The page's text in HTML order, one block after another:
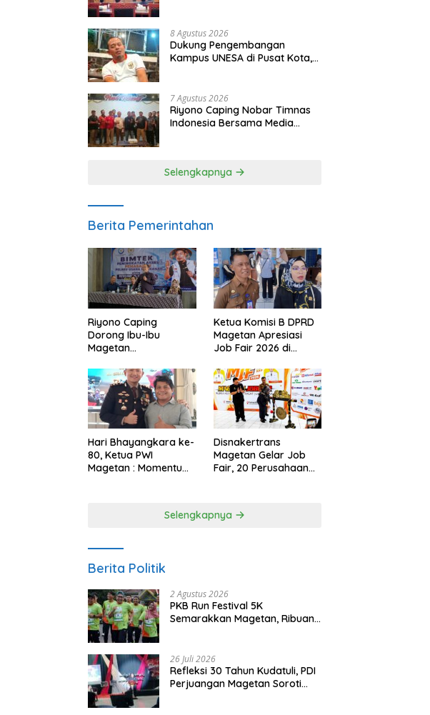
8 Agustus 2026
Dukung Pengembangan
Kampus UNESA di Pusat Kota,
Magetan
7 Agustus 2026
Riyono Caping Nobar Timnas
Indonesia Bersama Media
Selengkapnya
Berita Pemerintahan
Riyono Caping
Dorong Ibu-Ibu
Magetan
Ikan, Perkuat Budaya
Gemar Makan Ikan
Ketua Komisi B DPRD
Magetan Apresiasi
Job Fair 2026 di
Anggaran
Hari Bhayangkara ke-
80, Ketua PWI
Magetan : Momentum
Disnakertrans
Magetan Gelar Job
Fair, 20 Perusahaan
Selengkapnya
Berita Politik
2 Agustus 2026
PKB Run Festival 5K
Semarakkan Magetan, Ribuan
26 Juli 2026
Refleksi 30 Tahun Kudatuli, PDI
Perjuangan Magetan Soroti